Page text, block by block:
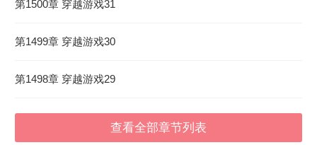
第1500章 穿越游戏31
第1499章 穿越游戏30
第1498章 穿越游戏29
查看全部章节列表